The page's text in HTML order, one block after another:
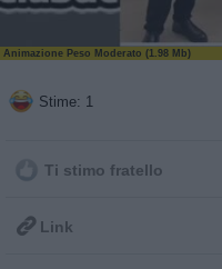
Animazione Peso Moderato (1.98 Mb)
Stime: 1
Ti stimo fratello
 Link